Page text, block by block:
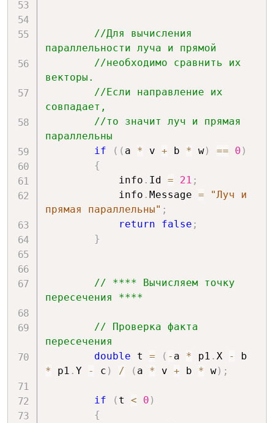
//Для вычисления
параллельности луча и прямой
//необходимо сравнить их
векторы.
//Если направление их
совпадает,
//то значит луч и прямая
параллельны
if
( ( a * v + b * w) == 0 )
{
            info
. Id = 21 ;
            info
. Message =
"Луч и
прямая параллельны" ;
return
false ;
}
// **** Вычисляем точку
пересечения ****
// Проверка факта
пересечения
double t = ( - a * p1 . X -
* p1 . Y - c ) / ( a * v + b * w) ;
if ( t < 0 )
{